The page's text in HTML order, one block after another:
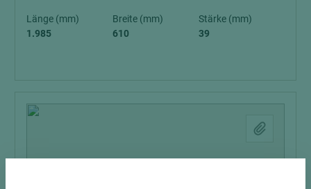
Länge (mm)
1.985
Breite (mm)
610
Stärke (mm)
39